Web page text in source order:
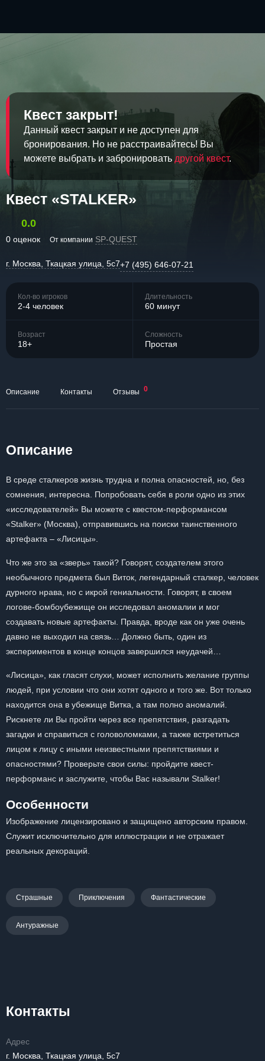
Квест закрыт!
Данный квест закрыт и не доступен для
бронирования. Но не расстраивайтесь! Вы
можете выбрать и забронировать другой квест.
Квест «STALKER»
0.0
0 оценок От компании SP-QUEST
г. Москва, Ткацкая улица, 5с7+7 (495) 646-07-21
Кол-во игроков
2-4 человек
Длительность
60 минут
Возраст
18+
Сложность
Простая
Описание Контакты Отзывы 0
Описание
В среде сталкеров жизнь трудна и полна опасностей, но, без
сомнения, интересна. Попробовать себя в роли одно из этих
«исследователей» Вы можете с квестом-перформансом
«Stalker» (Москва), отправившись на поиски таинственного
артефакта – «Лисицы».
Что же это за «зверь» такой? Говорят, создателем этого
необычного предмета был Виток, легендарный сталкер, человек
дурного нрава, но с икрой гениальности. Говорят, в своем
логове-бомбоубежище он исследовал аномалии и мог
создавать новые артефакты. Правда, вроде как он уже очень
давно не выходил на связь… Должно быть, один из
экспериментов в конце концов завершился неудачей…
«Лисица», как гласят слухи, может исполнить желание группы
людей, при условии что они хотят одного и того же. Вот только
находится она в убежище Витка, а там полно аномалий.
Рискнете ли Вы пройти через все препятствия, разгадать
загадки и справиться с головоломками, а также встретиться
лицом к лицу с иными неизвестными препятствиями и
опасностями? Проверьте свои силы: пройдите квест-
перформанс и заслужите, чтобы Вас называли Stalker!
Особенности
Изображение лицензировано и защищено авторским правом.
Служит исключительно для иллюстрации и не отражает
реальных декораций.
Страшные Приключения Фантастические
Антуражные
Контакты
Адрес
г. Москва, Ткацкая улица, 5с7